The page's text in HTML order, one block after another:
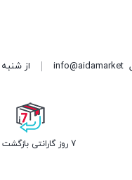
info@aidamarket از شنبه تا پنجشنبه ، از
7 روز گارانتی بازگشت وجه